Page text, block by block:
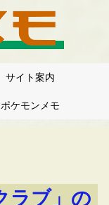
サイト案内
ポケモンメモ
ラブ」の